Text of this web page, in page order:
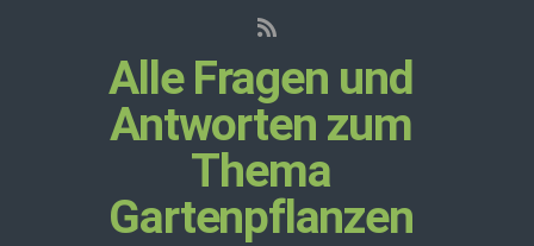
Alle Fragen und
Antworten zum
Thema
Gartenpflanzen